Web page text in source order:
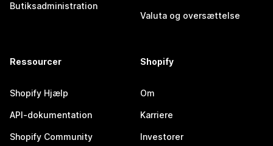
Butiksadministration
Valuta og oversættelse
Ressourcer
Shopify Hjælp
API-dokumentation
Shopify Community
Shopify
Om
Karriere
Investorer